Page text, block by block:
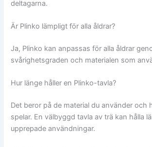
deltagarna.
Är Plinko lämpligt för alla åldrar?
Ja, Plinko kan anpassas för alla åldrar
svårighetsgraden och materialen som
Hur länge håller en Plinko-tavla?
Det beror på de material du använder och
spelar. En välbyggd tavla av trä kan hålla
upprepade användningar.